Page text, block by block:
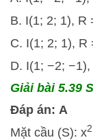
B. I(1; 2; 1), R
C. I(1; 2; 1), R
D. I(1; −2; −1),
Giải bài 5.39
Đáp án: A
Mặt cầu (S): x2